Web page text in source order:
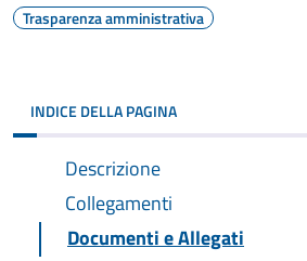
Trasparenza amministrativa
INDICE DELLA PAGINA
Descrizione
Collegamenti
Documenti e Allegati